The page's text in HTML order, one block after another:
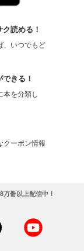
読める！
、いつでもど
きる！
本を分類し
クーポン情報
冊以上配信中！